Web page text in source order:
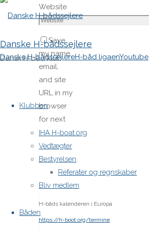
Danske H-bådssejlere
Dansk H-båd klub
Danske H-bådssejlereH-båd ligaenYoutube
Klubben
IHA H-boat.org
Vedtægter
Bestyrelsen
Referater og regnskaber
Bliv medlem
Båden
Website
Save
my name,
email,
and site
URL in my
browser
for next
time I
post a
comment.
H-båds kalenderen i Europa
https://h-boot.org/termine